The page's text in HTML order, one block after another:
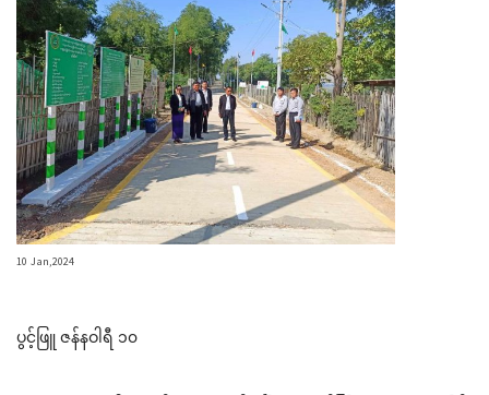
10 Jan,2024
ပွင့်ဖြူ ဇန်နဝါရီ ၁၀